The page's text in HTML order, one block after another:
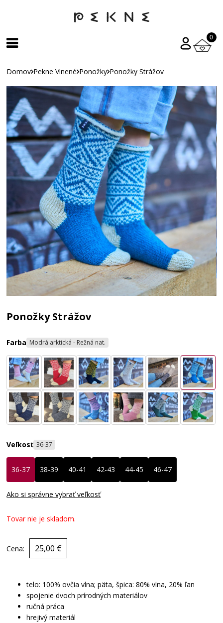
0
Domov Pekne Vlnené Ponožky Ponožky Strážov
Ponožky Strážov
Farba Modrá arktická - Režná nat.
Veľkosť 36-37
36-37 38-39 40-41 42-43 44-45 46-47
Ako si správne vybrať veľkosť
Tovar nie je skladom.
Cena: 25,00 €
telo: 100% ovčia vlna; päta, špica: 80% vlna, 20% ľan
spojenie dvoch prírodných materiálov
ručná práca
hrejivý materiál